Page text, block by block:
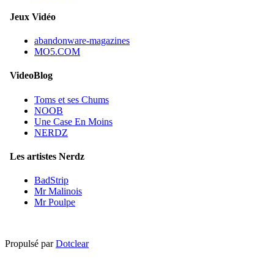
Jeux Vidéo
abandonware-magazines
MO5.COM
VideoBlog
Toms et ses Chums
NOOB
Une Case En Moins
NERDZ
Les artistes Nerdz
BadStrip
Mr Malinois
Mr Poulpe
Propulsé parDotclear